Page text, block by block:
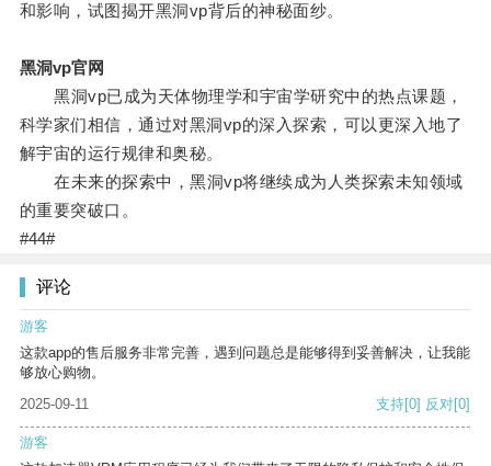
和影响，试图揭开黑洞vp背后的神秘面纱。
黑洞vp官网
黑洞vp已成为天体物理学和宇宙学研究中的热点课题，
科学家们相信，通过对黑洞vp的深入探索，可以更深入地了
解宇宙的运行规律和奥秘。
在未来的探索中，黑洞vp将继续成为人类探索未知领域
的重要突破口。
#44#
评论
游客
这款app的售后服务非常完善，遇到问题总是能够得到妥善解决，让我能
够放心购物。
2025-09-11
支持[0] 反对[0]
游客